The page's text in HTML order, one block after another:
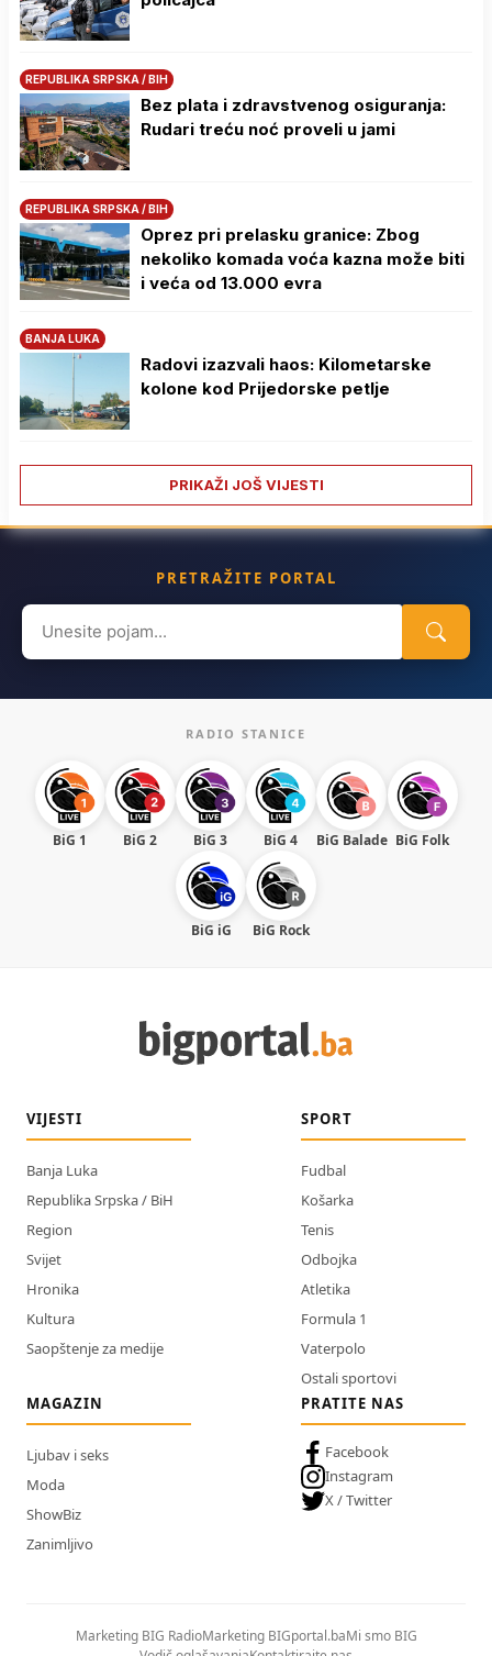
REPUBLIKA SRPSKA / BIH
Bez plata i zdravstvenog osiguranja:
Rudari treću noć proveli u jami
REPUBLIKA SRPSKA / BIH
Oprez pri prelasku granice: Zbog
nekoliko komada voća kazna može biti
i veća od 13.000 evra
BANJA LUKA
Radovi izazvali haos: Kilometarske
kolone kod Prijedorske petlje
PRIKAŽI JOŠ VIJESTI
PRETRAŽITE PORTAL
Search
for:
RADIO STANICE
BiG 1 BiG 2 BiG 3 BiG 4 BiG Balade BiG Folk
BiG iG BiG Rock
VIJESTI
Banja Luka
Republika Srpska / BiH
Region
Svijet
Hronika
Kultura
Saopštenje za medije
SPORT
Fudbal
Košarka
Tenis
Odbojka
Atletika
Formula 1
Vaterpolo
Ostali sportovi
MAGAZIN
Ljubav i seks
Moda
ShowBiz
Zanimljivo
PRATITE NAS
Facebook
Instagram
X / Twitter
Marketing BIG RadioMarketing BIGportal.baMi smo BIG